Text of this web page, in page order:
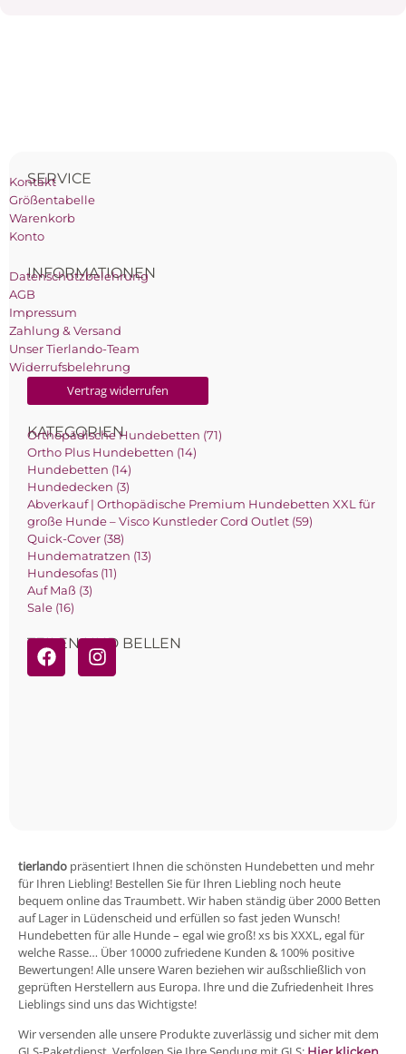
SERVICE
Kontakt
Größentabelle
Warenkorb
Konto
INFORMATIONEN
Datenschutzbelehrung
AGB
Impressum
Zahlung & Versand
Unser Tierlando-Team
Widerrufsbelehrung
Vertrag widerrufen
KATEGORIEN
Orthopädische Hundebetten (71)
Ortho Plus Hundebetten (14)
Hundebetten (14)
Hundedecken (3)
Abverkauf | Orthopädische Premium Hundebetten XXL für
große Hunde – Visco Kunstleder Cord Outlet (59)
Quick-Cover (38)
Hundematratzen (13)
Hundesofas (11)
Auf Maß (3)
Sale (16)
TEILEN UND BELLEN
tierlando präsentiert Ihnen die schönsten Hundebetten und mehr
für Ihren Liebling! Bestellen Sie für Ihren Liebling noch heute
bequem online das Traumbett. Wir haben ständig über 2000 Betten
auf Lager in Lüdenscheid und erfüllen so fast jeden Wunsch!
Hundebetten für alle Hunde – egal wie groß! xs bis XXXL, egal für
welche Rasse… Über 10000 zufriedene Kunden & 100% positive
Bewertungen! Alle unsere Waren beziehen wir außschließlich von
geprüften Herstellern aus Europa. Ihre und die Zufriedenheit Ihres
Lieblings sind uns das Wichtigste!
Wir versenden alle unsere Produkte zuverlässig und sicher mit dem